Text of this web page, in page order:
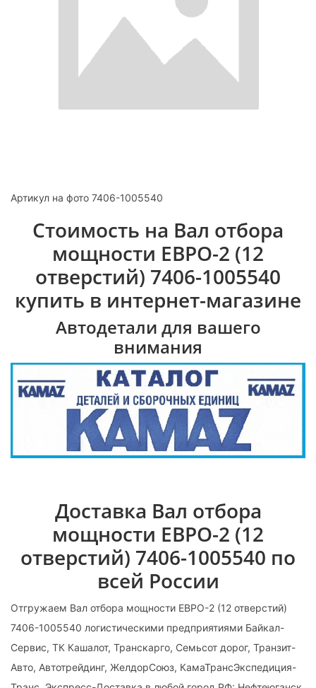
Артикул на фото 7406-1005540
Стоимость на Вал отбора
мощности ЕВРО-2 (12
отверстий) 7406-1005540
купить в интернет-магазине
Автодетали для вашего
внимания
Доставка Вал отбора
мощности ЕВРО-2 (12
отверстий) 7406-1005540 по
всей России
Отгружаем Вал отбора мощности ЕВРО-2 (12 отверстий)
7406-1005540 логистическими предприятиями Байкал-
Сервис, ТК Кашалот, Транскарго, Семьсот дорог, Транзит-
Авто, Автотрейдинг, ЖелдорСоюз, КамаТрансЭкспедиция-